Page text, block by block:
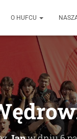
O HUFCU